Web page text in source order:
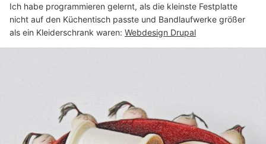
Ich habe programmieren gelernt, als die kleinste Festplatte
nicht auf den Küchentisch passte und Bandlaufwerke größer
als ein Kleiderschrank waren: Webdesign Drupal